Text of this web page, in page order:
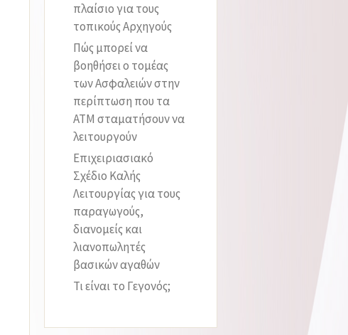
πλαίσιο για τους
τοπικούς Αρχηγούς
Πώς μπορεί να
βοηθήσει ο τομέας
των Ασφαλειών στην
περίπτωση που τα
ATM σταματήσουν να
λειτουργούν
Επιχειριασιακό
Σχέδιο Καλής
Λειτουργίας για τους
παραγωγούς,
διανομείς και
λιανοπωλητές
βασικών αγαθών
Τι είναι το Γεγονός;